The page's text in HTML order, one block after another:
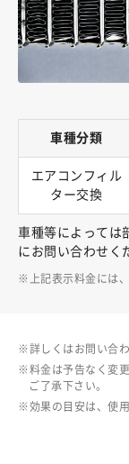
車種分類
エアコンフィル
ター交換
車種等によっては
にお問い合わせく
上記表示料金には
詳しくはお問い合
料金は予告なく変
ご了承下さい。
効果の目安は、使